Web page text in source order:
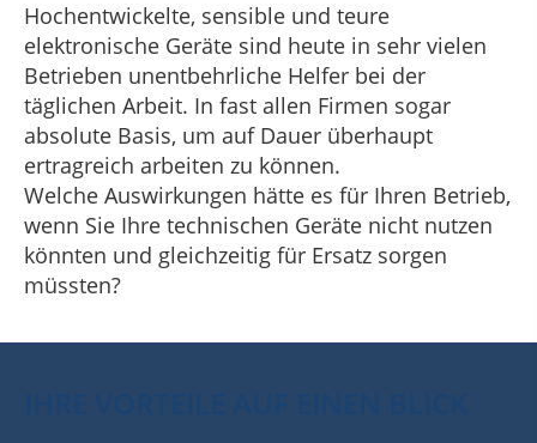
Hochentwickelte, sensible und teure
elektronische Geräte sind heute in sehr vielen
Betrieben unentbehrliche Helfer bei der
täglichen Arbeit. In fast allen Firmen sogar
absolute Basis, um auf Dauer überhaupt
ertragreich arbeiten zu können.
Welche Auswirkungen hätte es für Ihren Betrieb,
wenn Sie Ihre technischen Geräte nicht nutzen
könnten und gleichzeitig für Ersatz sorgen
müssten?